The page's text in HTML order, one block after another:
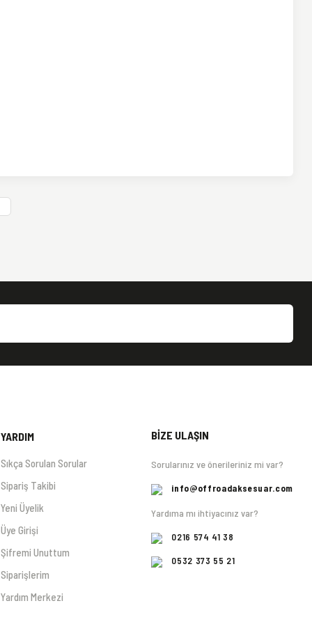
YARDIM
Sıkça Sorulan Sorular
Sipariş Takibi
Yeni Üyelik
Üye Girişi
Şifremi Unuttum
Siparişlerim
Yardım Merkezi
BİZE ULAŞIN
Sorularınız ve önerileriniz mi var?
info@offroadaksesuar.com
Yardıma mı ihtiyacınız var?
0216 574 41 38
0532 373 55 21